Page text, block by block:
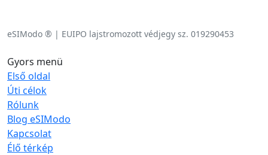
eSIModo ® | EUIPO lajstromozott védjegy sz. 019290453
Gyors menü
Első oldal
Úti célok
Rólunk
Blog eSIModo
Kapcsolat
Élő térkép